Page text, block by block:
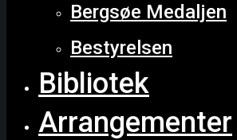
Bergsøe Medaljen
Bestyrelsen
Bibliotek
Arrangementer